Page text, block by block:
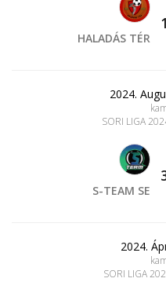
HALADÁS TÉR
1
2024.
SORI LIGA
S-TEAM SE
2024.
SORI LIGA